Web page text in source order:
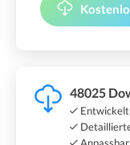
48025